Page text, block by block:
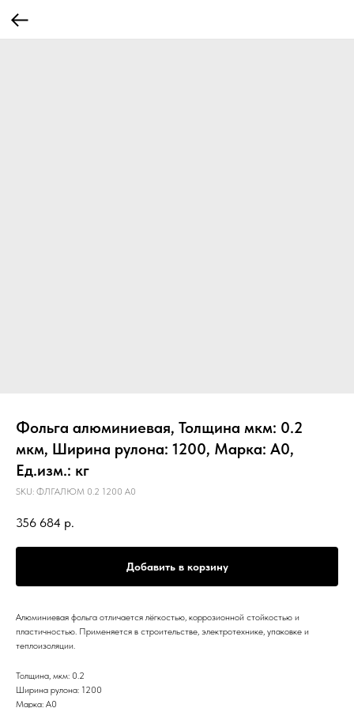
Фольга алюминиевая, Толщина мкм: 0.2
мкм, Ширина рулона: 1200, Марка: А0,
Ед.изм.: кг
SKU: ФЛГАЛЮМ 0.2 1200 А0
356 684 р.
Добавить в корзину
Алюминиевая фольга отличается лёгкостью, коррозионной стойкостью и
пластичностью. Применяется в строительстве, электротехнике, упаковке и
теплоизоляции.
Толщина, мкм: 0.2
Ширина рулона: 1200
Марка: А0